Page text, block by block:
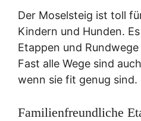
Der Moselsteig ist toll
Kindern und Hunden.
Etappen und
Fast alle Wege sind
wenn sie fit genug sind.
Familienfreundliche